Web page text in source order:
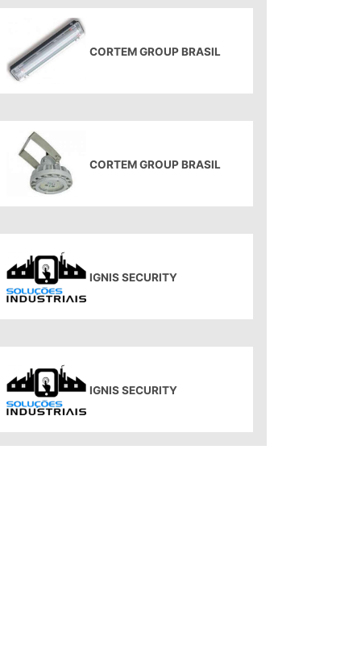
CORTEM GROUP BRASIL
CORTEM GROUP BRASIL
IGNIS SECURITY
IGNIS SECURITY